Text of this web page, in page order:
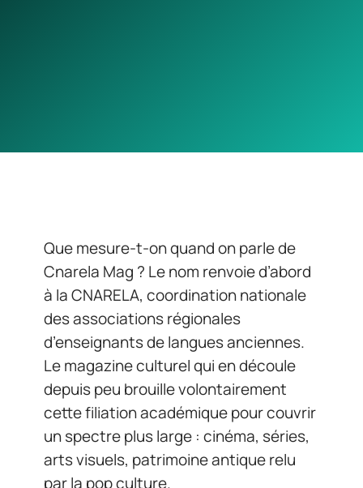
Que mesure-t-on quand on parle de
Cnarela Mag ? Le nom renvoie d’abord
à la CNARELA, coordination nationale
des associations régionales
d’enseignants de langues anciennes.
Le magazine culturel qui en découle
depuis peu brouille volontairement
cette filiation académique pour couvrir
un spectre plus large : cinéma, séries,
arts visuels, patrimoine antique relu
par la pop culture.